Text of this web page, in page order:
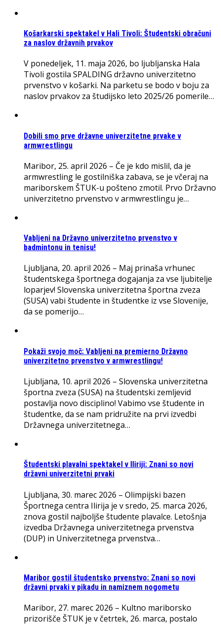
Košarkarski spektakel v Hali Tivoli: Študentski obračuni
za naslov državnih prvakov
V ponedeljek, 11. maja 2026, bo ljubljanska Hala
Tivoli gostila SPALDING državno univerzitetno
prvenstvo v košarki. Na parketu se bodo v boju za
naslov prvakov za študijsko leto 2025/26 pomerile…
Dobili smo prve državne univerzitetne prvake v
armwrestlingu
Maribor, 25. april 2026 – Če je kdo mislil, da je
armwrestling le gostilniška zabava, se je včeraj na
mariborskem ŠTUK-u pošteno zmotil. Prvo Državno
univerzitetno prvenstvo v armwrestlingu je…
Vabljeni na Državno univerzitetno prvenstvo v
badmintonu in tenisu!
Ljubljana, 20. april 2026 – Maj prinaša vrhunec
študentskega športnega dogajanja za vse ljubitelje
loparjev! Slovenska univerzitetna športna zveza
(SUSA) vabi študente in študentke iz vse Slovenije,
da se pomerijo…
Pokaži svojo moč: Vabljeni na premierno Državno
univerzitetno prvenstvo v armwrestlingu!
Ljubljana, 10. april 2026 – Slovenska univerzitetna
športna zveza (SUSA) na študentski zemljevid
postavlja novo disciplino! Vabimo vse študente in
študentke, da se nam pridružite na prvi izvedbi
Državnega univerzitetnega…
Študentski plavalni spektakel v Iliriji: Znani so novi
državni univerzitetni prvaki
Ljubljana, 30. marec 2026 – Olimpijski bazen
Športnega centra Ilirija je v sredo, 25. marca 2026,
znova gostil najboljše študente plavalce. Letošnja
izvedba Državnega univerzitetnega prvenstva
(DUP) in Univerzitetnega prvenstva…
Maribor gostil študentsko prvenstvo: Znani so novi
državni prvaki v pikadu in namiznem nogometu
Maribor, 27. marec 2026 – Kultno mariborsko
prizorišče ŠTUK je v četrtek, 26. marca, postalo